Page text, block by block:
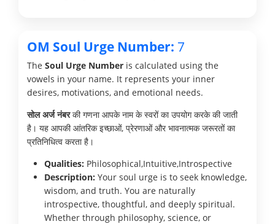
OM Soul Urge Number: 7
The Soul Urge Number is calculated using the
vowels in your name. It represents your inner
desires, motivations, and emotional needs.
सोल अर्ज नंबरकी गणना आपके नाम के स्वरों का उपयोग करके की जाती
है। यह आपकी आंतरिक इच्छाओं, प्रेरणाओं और भावनात्मक जरूरतों का
प्रतिनिधित्व करता है।
Qualities: Philosophical,Intuitive,Introspective
Description: Your soul urge is to seek knowledge,
wisdom, and truth. You are naturally
introspective, thoughtful, and deeply spiritual.
Whether through philosophy, science, or